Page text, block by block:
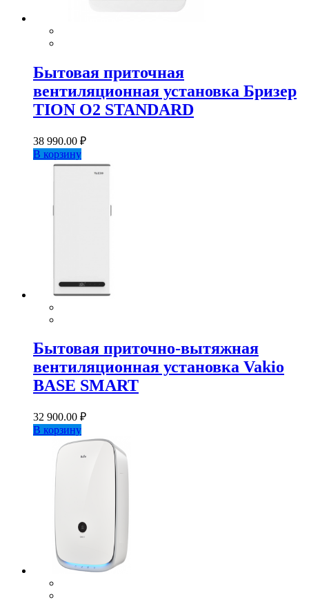
Бытовая приточная
вентиляционная установка Бризер
TION О2 STANDARD
38 990.00 ₽
В корзину
Бытовая приточно-вытяжная
вентиляционная установка Vakio
BASE SMART
32 900.00 ₽
В корзину